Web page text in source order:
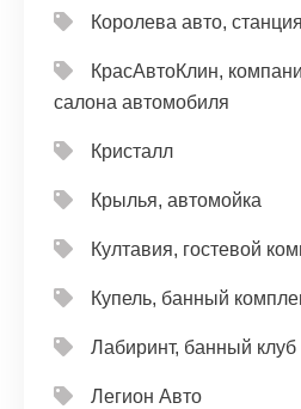
Королева авто,
КрасАвтоКлин,
салона автомобиля
Кристалл
Крылья, автомойка
Култавия, гостевой
Купель, банный
Лабиринт, банный клуб
Легион Авто